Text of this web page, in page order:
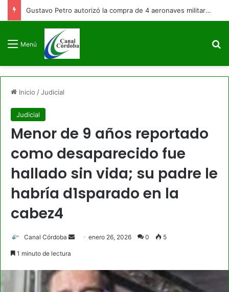
Gustavo Petro autorizó la compra de 4 aeronaves militares antes de finalizar su mandato
Menú
Inicio /Judicial
Judicial
Menor de 9 años reportado
como desaparecido fue
hallado sin vida; su padre le
habría d1sparado en la
cabez4
Canal Córdoba
Sendenero 26, 2026 0 5
1 minuto de lectura